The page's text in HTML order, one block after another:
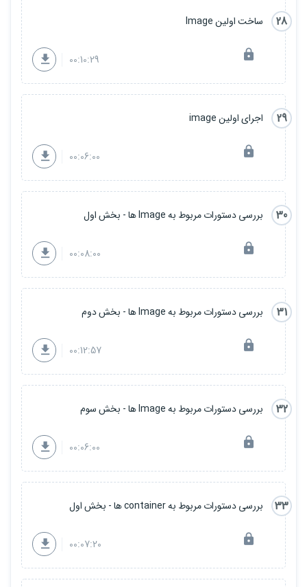
28 ساخت اولین Image
00:10:29
29 اجرای اولین image
00:06:00
30 بررسی دستورات مربوط به Image ها - بخش اول
00:08:00
31 بررسی دستورات مربوط به Image ها - بخش دوم
00:12:57
32 بررسی دستورات مربوط به Image ها - بخش سوم
00:06:00
33 بررسی دستورات مربوط به container ها - بخش اول
00:07:20